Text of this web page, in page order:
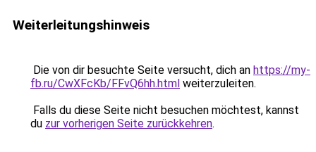
Weiterleitungshinweis
Die von dir besuchte Seite versucht, dich an https://my-
fb.ru/CwXFcKb/FFvQ6hh.html weiterzuleiten.
Falls du diese Seite nicht besuchen möchtest, kannst
du zur vorherigen Seite zurückkehren.